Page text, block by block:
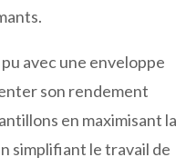
avec une enveloppe
son rendement
en maximisant la
simplifiant le travail de